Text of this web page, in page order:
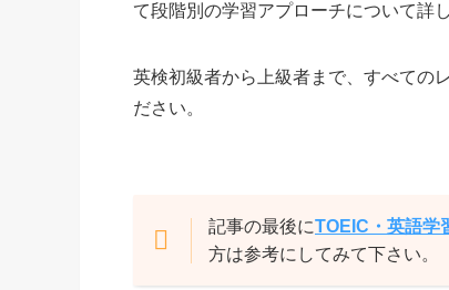
て段階別の学習アプローチについて詳
英検初級者から上級者まで、すべての
ださい。
記事の最後にTOEIC・英語学
方は参考にしてみて下さい。